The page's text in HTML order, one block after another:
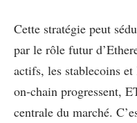
Cette stratégie peut
par le rôle futur
actifs, les stablecoins
on-chain progressent,
centrale du marché.